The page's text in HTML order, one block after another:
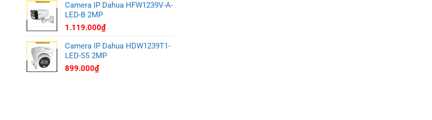
Camera IP Dahua HFW1239V-A-
LED-B 2MP
1.119.000₫
Camera IP Dahua HDW1239T1-
LED-S5 2MP
899.000₫